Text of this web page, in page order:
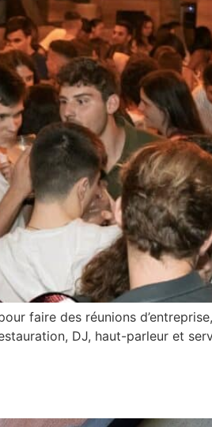
faire des réunions
DJ, haut-parleur et